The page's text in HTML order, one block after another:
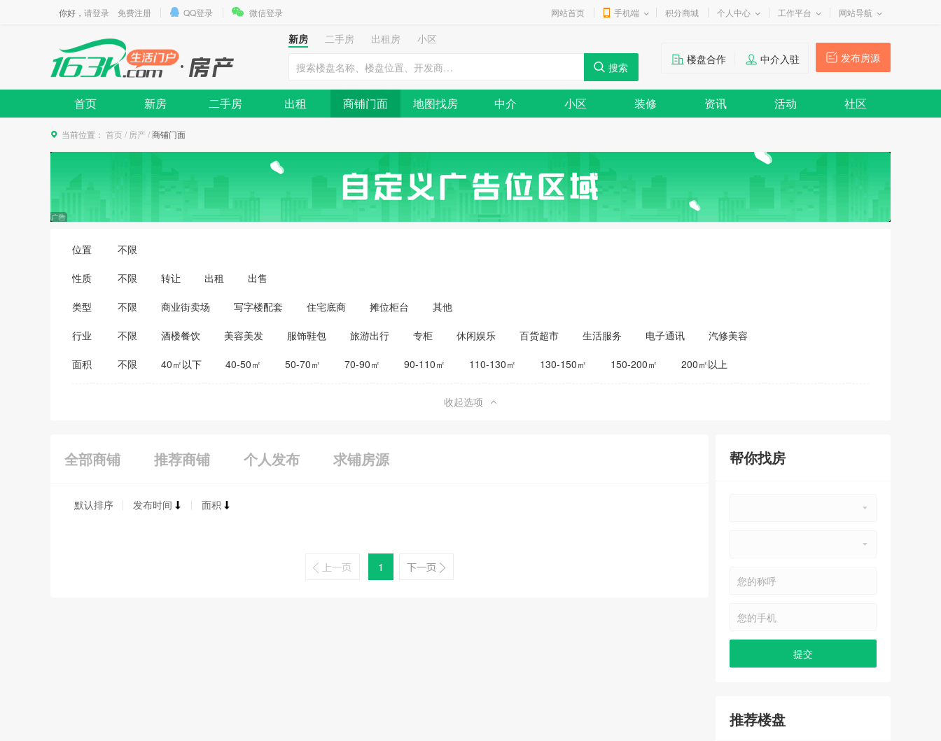
你好， 请登录 免费注册 QQ登录 微信登录 网站首页 手机端 积分商城 个人中心 工作平台 网站导航
新房 二手房 出租房
小区
发布房源
楼盘合作 中介入驻
首页 新房 二手房 出租 商铺门面 地图找房 中介 小区 装修 资讯 活动 社区
当前位置： 首页 / 房产/商铺门面
位置 不限
性质 不限 转让 出租 出售
类型 不限 商业街卖场 写字楼配套 住宅底商 摊位柜台 其他
行业 不限 酒楼餐饮 美容美发 服饰鞋包 旅游出行 专柜 休闲娱乐 百货超市 生活服务 电子通讯
汽修美容
医药保健
家居建材
面积 不限 40㎡以下 40-50㎡ 50-70㎡ 70-90㎡ 90-110㎡ 110-130㎡ 130-150㎡ 150-200㎡ 200㎡以上
收起选项
全部商铺 推荐商铺 个人发布 求铺房源
默认排序 发布时间 面积
1
帮你找房
推荐楼盘